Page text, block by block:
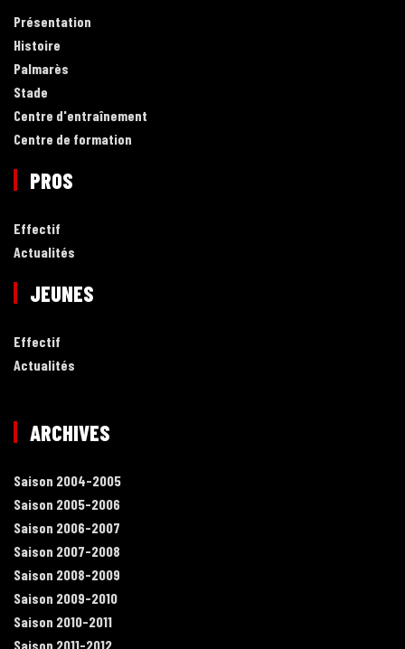
Présentation
Histoire
Palmarès
Stade
Centre d'entraînement
Centre de formation
PROS
Effectif
Actualités
JEUNES
Effectif
Actualités
ARCHIVES
Saison 2004-2005
Saison 2005-2006
Saison 2006-2007
Saison 2007-2008
Saison 2008-2009
Saison 2009-2010
Saison 2010-2011
Saison 2011-2012